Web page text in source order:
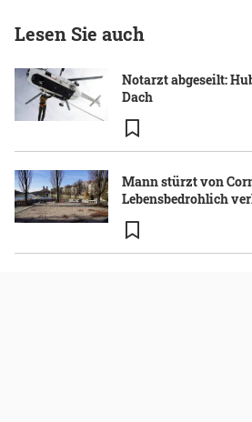
Lesen Sie auch
Notarzt abgeseilt:
Dach
Mann stürzt von
Lebensbedrohlich